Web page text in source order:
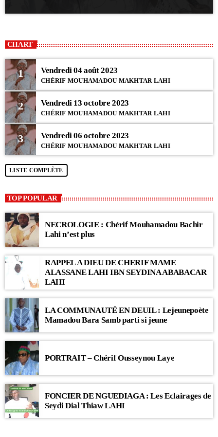
CHART
1 Vendredi 04 août 2023
CHÉRIF MOUHAMADOU MAKHTAR LAHI
2 Vendredi 13 octobre 2023
CHÉRIF MOUHAMADOU MAKHTAR LAHI
3 Vendredi 06 octobre 2023
CHÉRIF MOUHAMADOU MAKHTAR LAHI
LISTE COMPLÈTE
TOP POPULAR
NECROLOGIE : Chérif Mouhamadou Bachir
Lahi n’est plus
RAPPEL A DIEU DE CHERIF MAME
ALASSANE LAHI IBN SEYDINA ABABACAR
LAHI
LA COMMUNAUTÉ EN DEUIL : Lejeunepoète
Mamadou Bara Samb parti si jeune
PORTRAIT – Chérif Ousseynou Laye
FONCIER DE NGUEDIAGA : Les Eclairages de
Seydi Dial Thiaw LAHI